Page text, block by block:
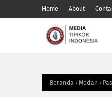
Home About
Beranda Medan